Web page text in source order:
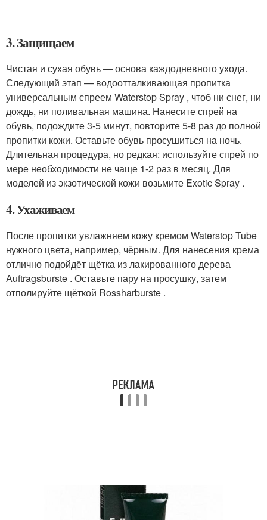
3. Защищаем
Чистая и сухая обувь — основа каждодневного ухода.
Следующий этап — водоотталкивающая пропитка
универсальным спреем Waterstop Spray , чтоб ни снег, ни
дождь, ни поливальная машина. Нанесите спрей на
обувь, подождите 3-5 минут, повторите 5-8 раз до полной
пропитки кожи. Оставьте обувь просушиться на ночь.
Длительная процедура, но редкая: используйте спрей по
мере необходимости не чаще 1-2 раз в месяц. Для
моделей из экзотической кожи возьмите Exotic Spray .
4. Ухаживаем
После пропитки увлажняем кожу кремом Waterstop Tube
нужного цвета, например, чёрным. Для нанесения крема
отлично подойдёт щётка из лакированного дерева
Auftragsburste . Оставьте пару на просушку, затем
отполируйте щёткой Rossharburste .